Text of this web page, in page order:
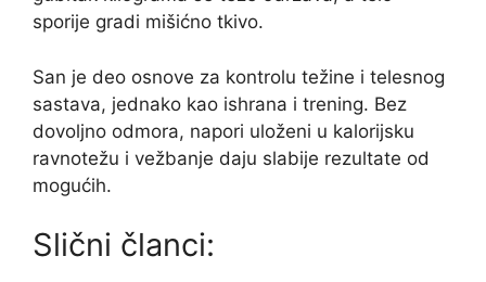
sporije gradi mišićno tkivo.
San je deo osnove za kontrolu težine i telesnog
sastava, jednako kao ishrana i trening. Bez
dovoljno odmora, napori uloženi u kalorijsku
ravnotežu i vežbanje daju slabije rezultate od
mogućih.
Slični članci: